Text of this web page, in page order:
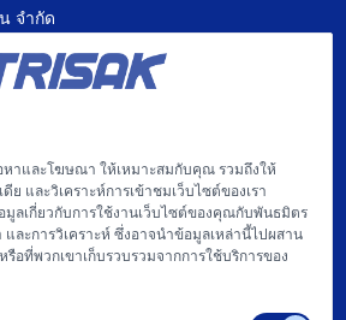
จำกัด
น เซ็นเตอร์ จำกัด
ำกัด
หาและโฆษณา ให้เหมาะสมกับคุณ รวมถึงให้
ย และวิเคราะห์การเข้าชมเว็บไซต์ของเรา
มูลเกี่ยวกับการใช้งานเว็บไซต์ของคุณกับพันธมิตร
ละการวิเคราะห์ ซึ่งอาจนำข้อมูลเหล่านี้ไปผสาน
อที่พวกเขาเก็บรวบรวมจากการใช้บริการของ